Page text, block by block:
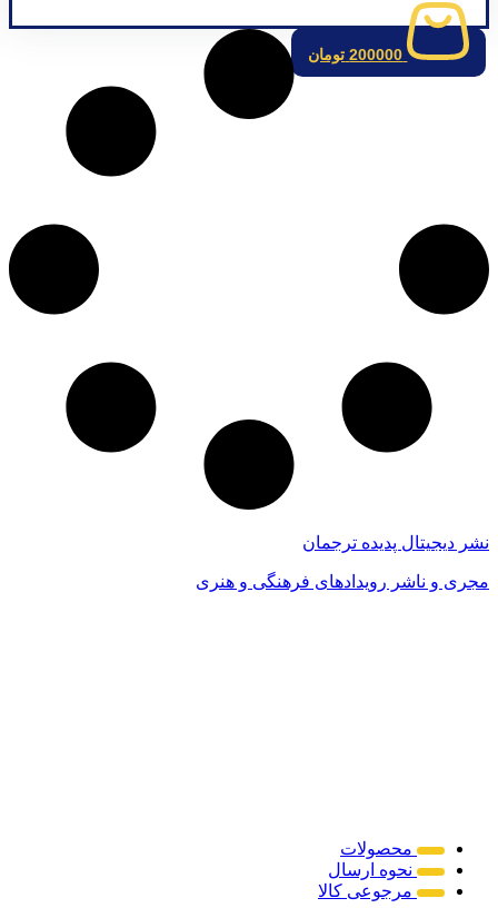
200000 تومان
نشر دیجیتال پدیده ترجمان
مجری و ناشر رویدادهای فرهنگی و هنری
محصولات
نحوه ارسال
مرجوعی کالا